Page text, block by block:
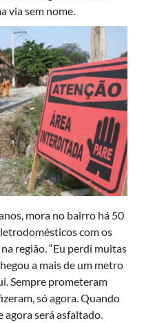
via sem nome.
mora no bairro há 50
com os
região. “Eu perdi muitas
a mais de um metro
Sempre prometeram
só agora. Quando
agora será asfaltado.